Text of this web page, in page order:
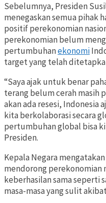
Sebelumnya, Presiden
menegaskan semua pihak
positif perekonomian
perekonomian belum
pertumbuhanekonomi
target yang telah
“Saya ajak untuk benar
terang belum cerah masih
akan ada resesi, Indonesia
kita berkolaborasi secara
pertumbuhan global bisa
Presiden.
Kepala Negara
mendorong perekonomian
keberhasilan sama seperti
masa-masa yang sulit